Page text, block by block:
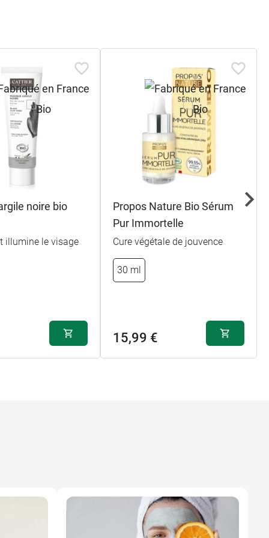
noire bio
illumine le visage
Propos Nature Bio Sérum
Pur Immortelle
Cure végétale de jouvence
30 ml
15,99 €